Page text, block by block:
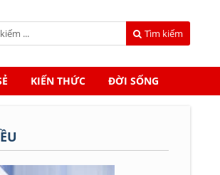
Tìm kiếm
KIẾN THỨC ĐỜI SỐNG